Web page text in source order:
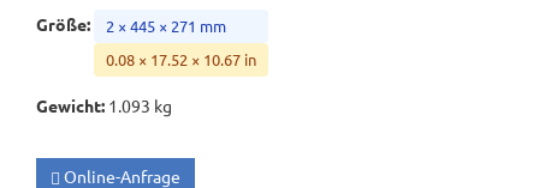
Größe:
2 × 445 × 271 mm
0.08 × 17.52 × 10.67 in
Gewicht: 1.093 kg
Online-Anfrage